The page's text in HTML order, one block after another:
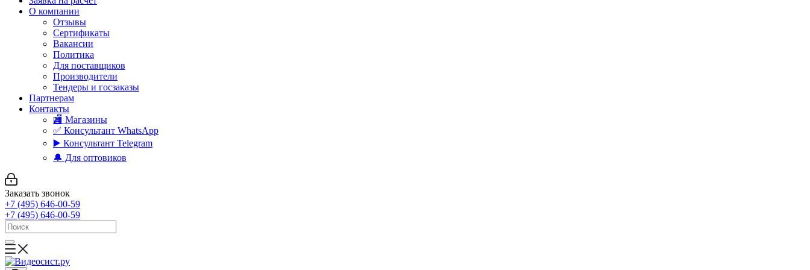
О компании
Отзывы
Сертификаты
Вакансии
Политика
Для поставщиков
Производители
Тендеры и госзаказы
Партнерам
Контакты
🏬 Магазины
✅️ Консультант WhatsApp
▶️ Консультант Telegram
🔔 Для оптовиков
Заказать звонок
+7 (495) 646-00-59
+7 (495) 646-00-59